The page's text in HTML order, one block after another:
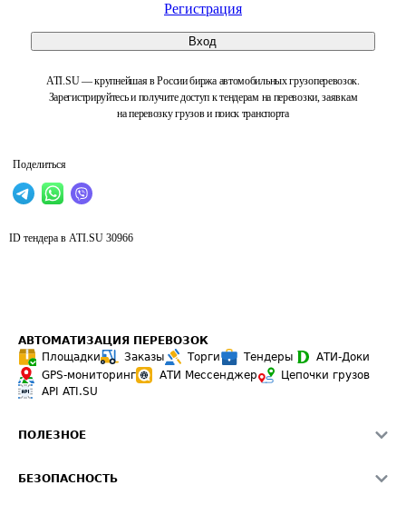
Регистрация
Вход
ATI.SU — крупнейшая в России биржа автомобильных грузоперевозок.
Зарегистрируйтесь и получите доступ к тендерам на перевозки, заявкам
на перевозку грузов и поиск транспорта
Поделиться
ID тендера в ATI.SU 30966
АВТОМАТИЗАЦИЯ ПЕРЕВОЗОК
Площадки
Заказы Торги Тендеры
АТИ-Доки
GPS-мониторинг
АТИ Мессенджер
Цепочки грузов
API ATI.SU
ПОЛЕЗНОЕ
БЕЗОПАСНОСТЬ